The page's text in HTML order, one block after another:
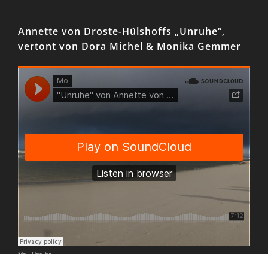
Annette von Droste-Hülshoffs „Unruhe“,
vertont von Dora Michel & Monika Gemmer